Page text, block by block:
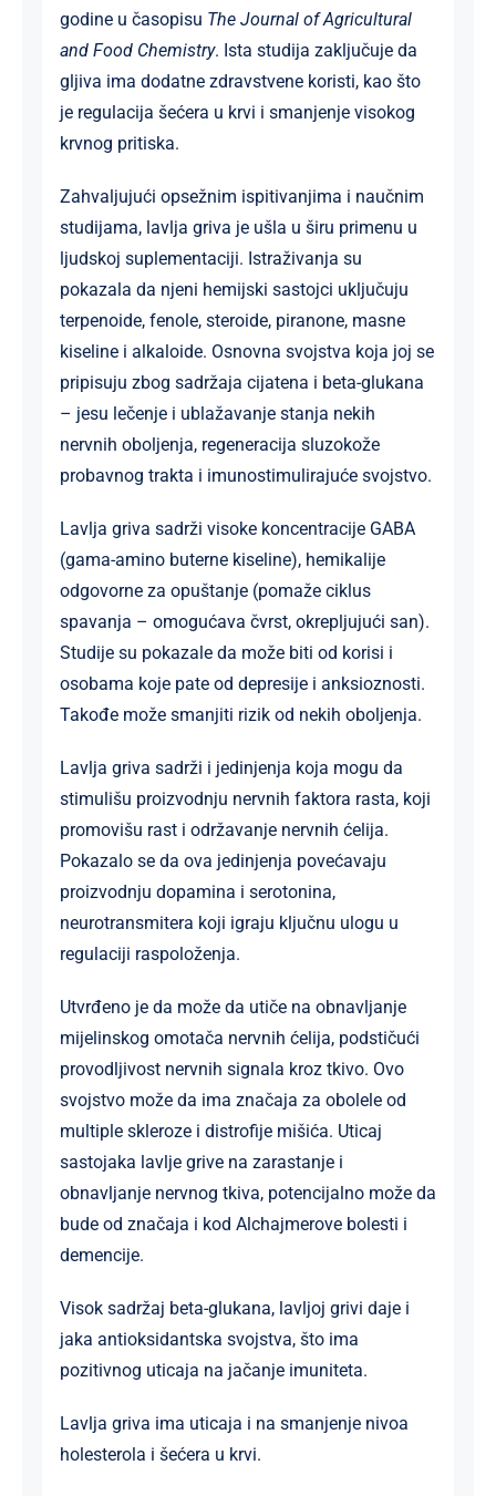
godine u časopisu The Journal of Agricultural
and Food Chemistry. Ista studija zaključuje da
gljiva ima dodatne zdravstvene koristi, kao što
je regulacija šećera u krvi i smanjenje visokog
krvnog pritiska.
Zahvaljujući opsežnim ispitivanjima i naučnim
studijama, lavlja griva je ušla u širu primenu u
ljudskoj suplementaciji. Istraživanja su
pokazala da njeni hemijski sastojci uključuju
terpenoide, fenole, steroide, piranone, masne
kiseline i alkaloide. Osnovna svojstva koja joj se
pripisuju zbog sadržaja cijatena i beta-glukana
– jesu lečenje i ublažavanje stanja nekih
nervnih oboljenja, regeneracija sluzokože
probavnog trakta i imunostimulirajuće svojstvo.
Lavlja griva sadrži visoke koncentracije GABA
(gama-amino buterne kiseline), hemikalije
odgovorne za opuštanje (pomaže ciklus
spavanja – omogućava čvrst, okrepljujući san).
Studije su pokazale da može biti od korisi i
osobama koje pate od depresije i anksioznosti.
Takođe može smanjiti rizik od nekih oboljenja.
Lavlja griva sadrži i jedinjenja koja mogu da
stimulišu proizvodnju nervnih faktora rasta, koji
promovišu rast i održavanje nervnih ćelija.
Pokazalo se da ova jedinjenja povećavaju
proizvodnju dopamina i serotonina,
neurotransmitera koji igraju ključnu ulogu u
regulaciji raspoloženja.
Utvrđeno je da može da utiče na obnavljanje
mijelinskog omotača nervnih ćelija, podstičući
provodljivost nervnih signala kroz tkivo. Ovo
svojstvo može da ima značaja za obolele od
multiple skleroze i distrofije mišića. Uticaj
sastojaka lavlje grive na zarastanje i
obnavljanje nervnog tkiva, potencijalno može da
bude od značaja i kod Alchajmerove bolesti i
demencije.
Visok sadržaj beta-glukana, lavljoj grivi daje i
jaka antioksidantska svojstva, što ima
pozitivnog uticaja na jačanje imuniteta.
Lavlja griva ima uticaja i na smanjenje nivoa
holesterola i šećera u krvi.